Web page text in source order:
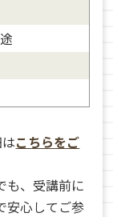
こちらをご
も、受講前に
安心してご参